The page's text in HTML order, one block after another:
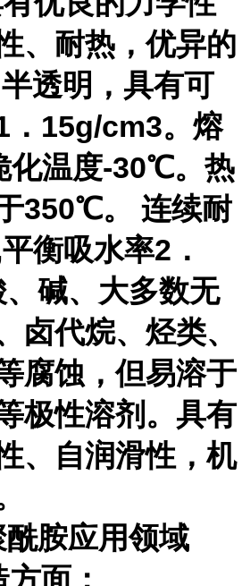
、耐热，优异的
透明，具有可
． 15g/cm3。熔
温度-30℃。热
350℃。 连续耐
衡吸水率2 ．
碱、大多数无
卤代烷、烃类、
腐蚀，但易溶于
极性溶剂。具有
、自润滑性，机
酰胺应用领域
面：